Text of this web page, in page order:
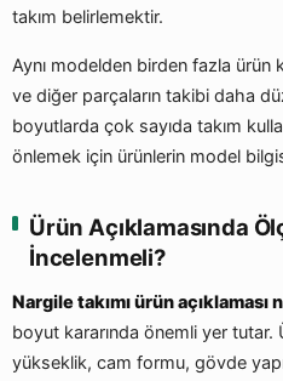
takım belirlemektir.
Aynı modelden birden fazla ürün
ve diğer parçaların takibi daha
boyutlarda çok sayıda takım
önlemek için ürünlerin model
Ürün Açıklamasında
İncelenmeli?
Nargile takımı ürün açıklaması
boyut kararında önemli yer tutar.
yükseklik, cam formu, gövde